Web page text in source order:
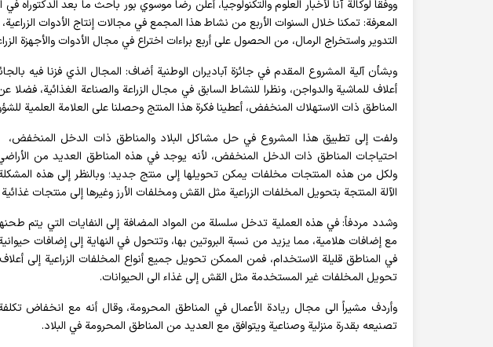
ووفقاً لوكالة آنا لأخبار العلوم والتكنولوجيا، أعلن رضا موسوي بور باحث ما بعد الدكتوراه
المعرفة: تمكنا خلال السنوات الأربع من نشاط هذا المجمع في مجالات إنتاج الأدوات
التدوير واستخراج الرمال، من الحصول على أربع براءات اختراع في مجال الأدوات والأجهزة
وبشأن آلية المشروع المقدم في جائزة آباديران الوطنية أضاف: المجال الذي فزنا فيه
أعلاف للماشية والدواجن، ونظرا للنشاط السابق في مجال الزراعة والصناعة الغذائية،
المناطق ذات الاستهلاك المنخفض، أعطينا فكرة هذا المنتج وحصلنا على العلامة العلمية
ولفت إلى تطبيق هذا المشروع في حل مشاكل البلاد والمناطق ذات الدخل المنخفض،
احتياجات المناطق ذات الدخل المنخفض، لأنه يوجد في هذه المناطق العديد من الأراضي
ولكل من هذه المنتجات مخلفات يمكن تحويلها إلى منتج جديد؛ وبالنظر إلى هذه
الآلة المنتجة بتحويل المخلفات الزراعية مثل القش ومخلفات الأرز وغيرها إلى منتجات
وشدد مردفاً: في هذه العملية تدخل سلسلة من المواد المضافة إلى النفايات التي يتم
مع إضافات هلامية، مما يزيد من نسبة البروتين بها، وتتحول في النهاية إلى إضافات
في المناطق قليلة الاستخدام، فمن الممكن تحويل جميع أنواع المخلفات الزراعية إلى
تحويل المخلفات غير المستخدمة مثل القش إلى غذاء الى الحيوانات.
وأردف مشيراً الى مجال ريادة الأعمال في المناطق المحرومة، وقال أنه مع انخفاض
تصنيعه بقدرة منزلية وصناعية ويتوافق مع العديد من المناطق المحرومة في البلاد.